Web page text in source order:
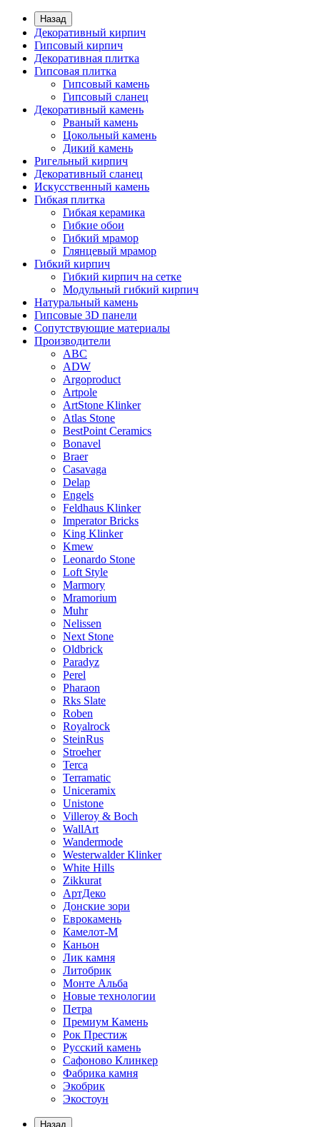
Назад
Декоративный кирпич
Гипсовый кирпич
Декоративная плитка
Гипсовая плитка
Гипсовый камень
Гипсовый сланец
Декоративный камень
Рваный камень
Цокольный камень
Дикий камень
Ригельный кирпич
Декоративный сланец
Искусственный камень
Гибкая плитка
Гибкая керамика
Гибкие обои
Гибкий мрамор
Глянцевый мрамор
Гибкий кирпич
Гибкий кирпич на сетке
Модульный гибкий кирпич
Натуральный камень
Гипсовые 3D панели
Сопутствующие материалы
Производители
ABC
ADW
Argoproduct
Artpole
ArtStone Klinker
Atlas Stone
BestPoint Ceramics
Bonavel
Braer
Casavaga
Delap
Engels
Feldhaus Klinker
Imperator Bricks
King Klinker
Kmew
Leonardo Stone
Loft Style
Marmory
Mramorium
Muhr
Nelissen
Next Stone
Oldbrick
Paradyz
Perel
Pharaon
Rks Slate
Roben
Royalrock
SteinRus
Stroeher
Terca
Terramatic
Uniceramix
Unistone
Villeroy & Boch
WallArt
Wandermode
Westerwalder Klinker
White Hills
Zikkurat
АртДеко
Донские зори
Еврокамень
Камелот-М
Каньон
Лик камня
Литобрик
Монте Альба
Новые технологии
Петра
Премиум Камень
Рок Престиж
Русский камень
Сафоново Клинкер
Фабрика камня
Экобрик
Экостоун
Назад